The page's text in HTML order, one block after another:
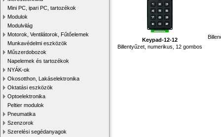
Mini PC, ipari PC, tartozékok
Modulok
Modulvilág
Motorok, Ventilátorok, Fűtőelemek
Munkavédelmi eszközök
Műszerdobozok
Napelemek és tartozékok
NYÁK-ok
Okosotthon, Lakáselektronika
Oktatási eszközök
Optoelektronika
Peltier modulok
Pneumatika
Szenzorok
Szerelési segédanyagok
Keypad-12-12
Billentyűzet, numerikus, 12 gombos